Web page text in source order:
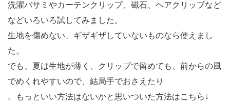
洗濯バサミやカーテンクリップ、磁石、ヘアクリップなど
などいろいろ試してみました。
生地を傷めない、ギザギザしていないものなら使えまし
た。
でも、夏は生地が薄く、クリップで留めても、前からの風
でめくれやすいので、結局手でおさえたり
。もっといい方法はないかと思いついた方法はこちら↓